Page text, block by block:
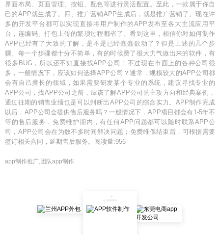
界面布局、页面管理、按钮、配色等进行灵活配置。至此，一款属于你自
己的APP就生成了。四、推广营销APP生成后，就是推广营销了。现在许
多的开发平台都可以实现直接将用户制作的APP发布至各大主流应用平
台，连编码、打包上传的繁琐过程都省了。看到这里，相信你对如何制作
APP已经有了大致的了解，是不是已经蠢蠢欲动了？但是上述的几个步
骤。每一个步骤都十分不简单，有的时候费了很大力气做出来的软件，有
很多BUG，所以还不如直接找APP公司！不过现在市面上的各种公司很
多，一般情况下，应该如何选择APP公司？通常，规模较大的APP公司都
会有自己擅长的领域，如果需要研发某个专业的系统，建议寻找专业的
APP公司，找APP公司之前，应该了解APP公司的主攻方向和经典案例，
通过往期的销售业绩也是可以判断出APP公司的综合实力。APP制作完成
以后，APP公司会提供售后服务吗？一般情况下，APP项目都会有1-5年不
等的售后服务，免费维护期内，有任何APP问题都可以随时联系APP公
司，APP公司会在为数不多时间解决问题；免费维保结束后，可根据需要
签订相关合同，延期售后服务。阅读量:956
app制作推广,团队app制作